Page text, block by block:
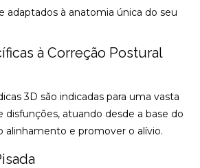
à Correção Postural
3D são indicadas para uma vasta
disfunções, atuando desde a base do
alinhamento e promover o alívio.